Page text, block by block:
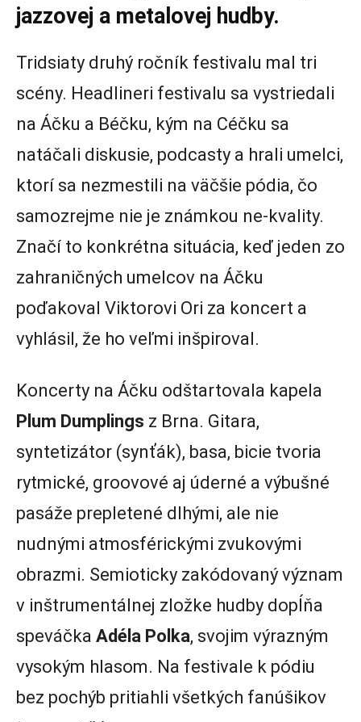
jazzovej a metalovej hudby.
Tridsiaty druhý ročník festivalu mal tri
scény. Headlineri festivalu sa vystriedali
na Áčku a Béčku, kým na Céčku sa
natáčali diskusie, podcasty a hrali umelci,
ktorí sa nezmestili na väčšie pódia, čo
samozrejme nie je známkou ne-kvality.
Značí to konkrétna situácia, keď jeden zo
zahraničných umelcov na Áčku
poďakoval Viktorovi Ori za koncert a
vyhlásil, že ho veľmi inšpiroval.
Koncerty na Áčku odštartovala kapela
Plum Dumplings z Brna. Gitara,
syntetizátor (synťák), basa, bicie tvoria
rytmické, groovové aj úderné a výbušné
pasáže prepletené dlhými, ale nie
nudnými atmosférickými zvukovými
obrazmi. Semioticky zakódovaný význam
v inštrumentálnej zložke hudby dopĺňa
speváčka Adéla Polka, svojim výrazným
vysokým hlasom. Na festivale k pódiu
bez pochýb pritiahli všetkých fanúšikov